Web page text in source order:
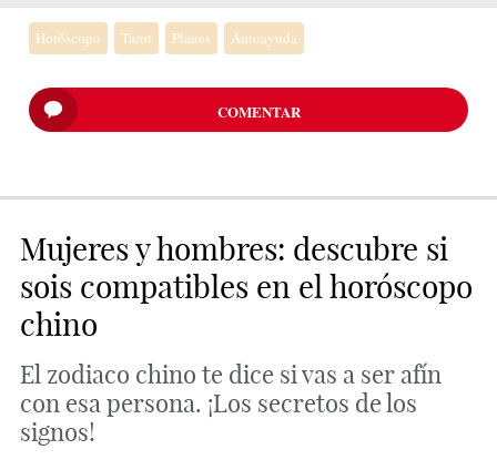
Horóscopo Tarot Planes Autoayuda
COMENTAR
Mujeres y hombres: descubre si
sois compatibles en el horóscopo
chino
El zodiaco chino te dice si vas a ser afín
con esa persona. ¡Los secretos de los
signos!